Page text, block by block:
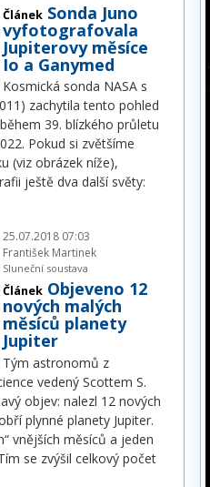
Článek Sonda Juno
vyfotografovala
Jupiterovy měsíce
Io a Ganymed
Kosmická sonda NASA s
zachytila tento pohled
39. blízkého průletu
Pokud si zvětšíme
(viz obrázek níže),
ještě dva další světy:
25.07.2018 07:03
František Martinek
Sluneční soustava
Článek Objeveno 12
nových malých
měsíců planety
Jupiter
Tým astronomů z
vedený Scottem S.
objev: nalezl 12 nových
plynné planety Jupiter.
vnějších měsíců a jeden
se zvýšil celkový počet